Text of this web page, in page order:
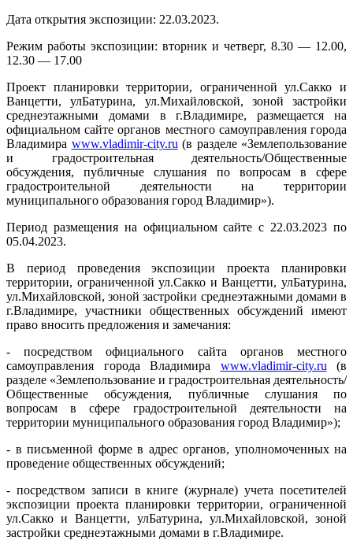
Дата открытия экспозиции: 22.03.2023.
Режим работы экспозиции: вторник и четверг, 8.30 — 12.00,
12.30 — 17.00
Проект планировки территории, ограниченной ул.Сакко и
Ванцетти, улБатурина, ул.Михайловской, зоной застройки
среднеэтажными домами в г.Владимире, размещается на
официальном сайте органов местного самоуправления города
Владимира www.vladimir-city.ru (в разделе «Землепользование
и градостроительная деятельность/Общественные
обсуждения, публичные слушания по вопросам в сфере
градостроительной деятельности на территории
муниципального образования город Владимир»).
Период размещения на официальном сайте с 22.03.2023 по
05.04.2023.
В период проведения экспозиции проекта планировки
территории, ограниченной ул.Сакко и Ванцетти, улБатурина,
ул.Михайловской, зоной застройки среднеэтажными домами в
г.Владимире, участники общественных обсуждений имеют
право вносить предложения и замечания:
- посредством официального сайта органов местного
самоуправления города Владимира www.vladimir-city.ru (в
разделе «Землепользование и градостроительная деятельность/
Общественные обсуждения, публичные слушания по
вопросам в сфере градостроительной деятельности на
территории муниципального образования город Владимир»);
- в письменной форме в адрес органов, уполномоченных на
проведение общественных обсуждений;
- посредством записи в книге (журнале) учета посетителей
экспозиции проекта планировки территории, ограниченной
ул.Сакко и Ванцетти, улБатурина, ул.Михайловской, зоной
застройки среднеэтажными домами в г.Владимире.